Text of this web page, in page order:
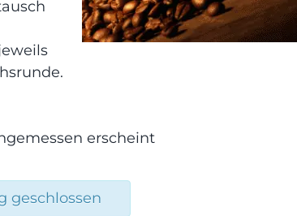
erscheint
geschlossen